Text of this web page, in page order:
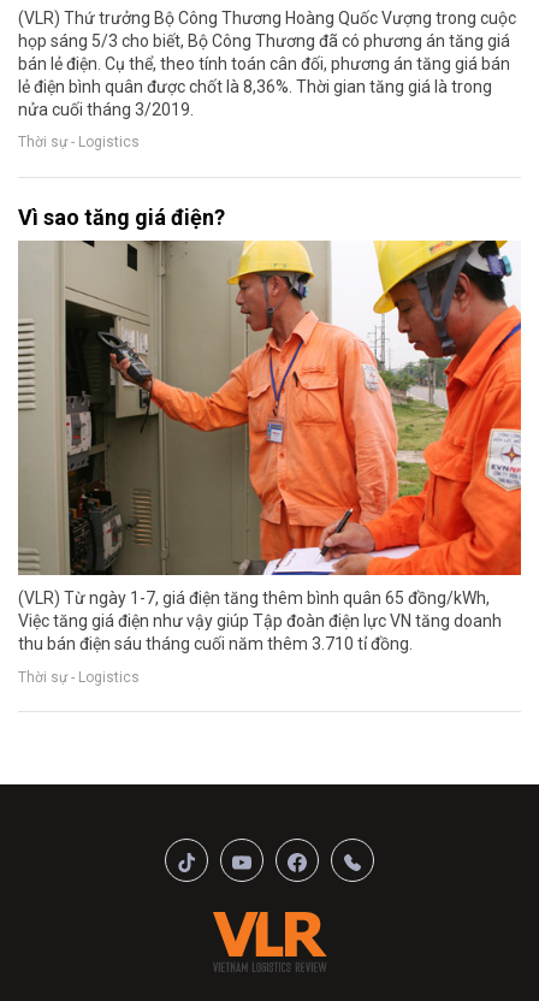
(VLR) Thứ trưởng Bộ Công Thương Hoàng Quốc Vượng trong cuộc
họp sáng 5/3 cho biết, Bộ Công Thương đã có phương án tăng giá
bán lẻ điện. Cụ thể, theo tính toán cân đối, phương án tăng giá bán
lẻ điện bình quân được chốt là 8,36%. Thời gian tăng giá là trong
nửa cuối tháng 3/2019.
Thời sự - Logistics
Vì sao tăng giá điện?
(VLR) Từ ngày 1-7, giá điện tăng thêm bình quân 65 đồng/kWh,
Việc tăng giá điện như vậy giúp Tập đoàn điện lực VN tăng doanh
thu bán điện sáu tháng cuối năm thêm 3.710 tỉ đồng.
Thời sự - Logistics